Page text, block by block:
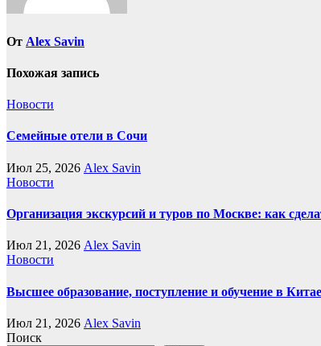
От Alex Savin
Похожая запись
Новости
Семейные отели в Сочи
Июл 25, 2026 Alex Savin
Новости
Организация экскурсий и туров по Москве: как
Июл 21, 2026 Alex Savin
Новости
Высшее образование, поступление и обучение в
Июл 21, 2026 Alex Savin
Поиск